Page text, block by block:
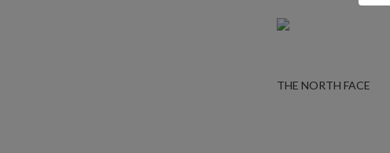
THE NORTH FACE